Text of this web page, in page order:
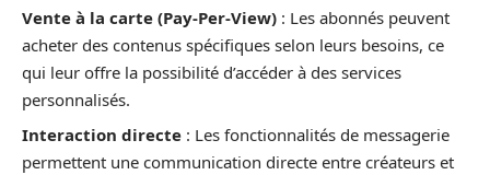
Vente à la carte (Pay-Per-View) : Les abonnés peuvent
acheter des contenus spécifiques selon leurs besoins, ce
qui leur offre la possibilité d’accéder à des services
personnalisés.
Interaction directe : Les fonctionnalités de messagerie
permettent une communication directe entre créateurs et